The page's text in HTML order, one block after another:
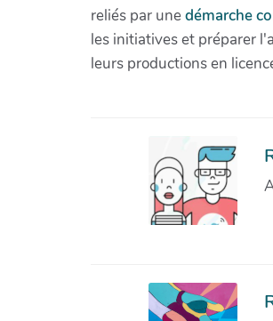
reliés par unedémarche
les initiatives et préparer
leurs productions en